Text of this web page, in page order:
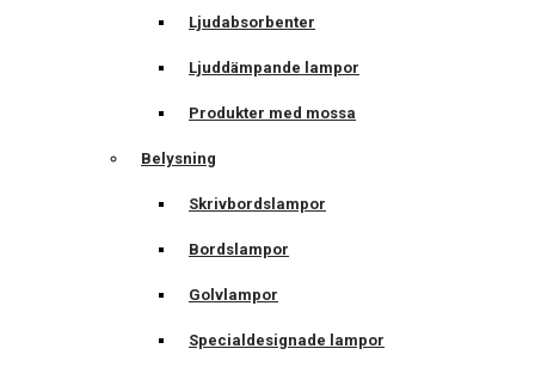
Ljudabsorbenter
Ljuddämpande lampor
Produkter med mossa
Belysning
Skrivbordslampor
Bordslampor
Golvlampor
Specialdesignade lampor